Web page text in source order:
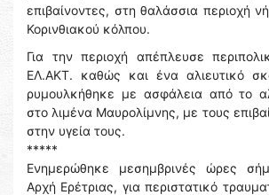
επιβαίνοντες, στη θαλάσσια περιοχή
Κορινθιακού κόλπου.
Για την περιοχή απέπλευσε
ΕΛ.ΑΚΤ. καθώς και ένα αλιευτικό
ρυμουλκήθηκε με ασφάλεια από το
στο λιμένα Μαυρολίμνης, με τους
στην υγεία τους.
*****
Ενημερώθηκε μεσημβρινές ώρες
Αρχή Ερέτριας, για περιστατικό